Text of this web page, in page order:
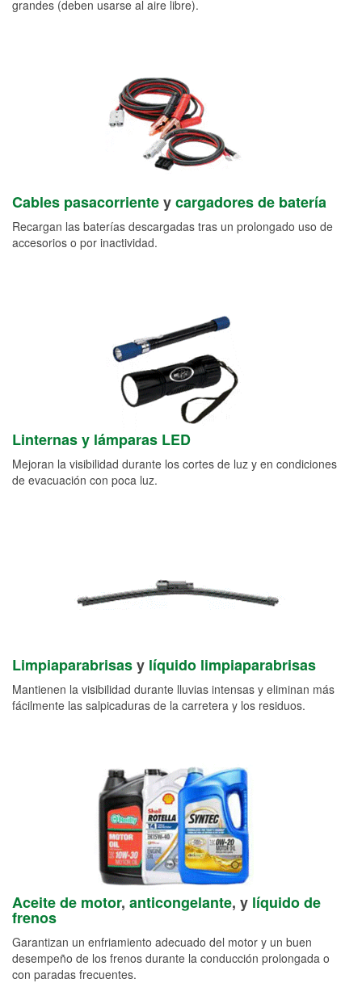
grandes (deben usarse al aire libre).
Cables pasacorrienteycargadores de batería
Recargan las baterías descargadas tras un prolongado uso de
accesorios o por inactividad.
Linternas y lámparas LED
Mejoran la visibilidad durante los cortes de luz y en condiciones
de evacuación con poca luz.
Limpiaparabrisasy líquido limpiaparabrisas
Mantienen la visibilidad durante lluvias intensas y eliminan más
fácilmente las salpicaduras de la carretera y los residuos.
Aceite de motor, anticongelante, y líquido de
frenos
Garantizan un enfriamiento adecuado del motor y un buen
desempeño de los frenos durante la conducción prolongada o
con paradas frecuentes.